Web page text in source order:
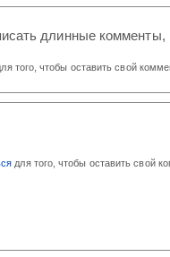
длинные комменты,
того, чтобы оставить свой
для того, чтобы оставить свой